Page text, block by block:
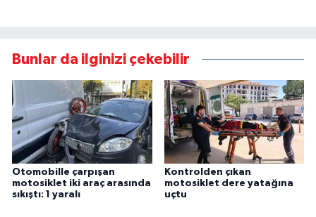
Bunlar da ilginizi çekebilir
Otomobille çarpışan
motosiklet iki araç arasında
sıkıştı: 1 yaralı
Kontrolden çıkan
motosiklet dere yatağına
uçtu